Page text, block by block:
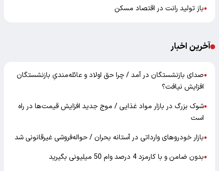
●باز تولید رانت در اقتصاد مسکن
آخرین اخبار
●صدای بازنشستگان در آمد / چرا حق اولاد و عائله‌مندیِ بازنشستگان
افزایش نیافت؟
●شوک بزرگ در بازار مواد غذایی / موج جدید افزایش قیمت‌ها در راه
است
●بازار خودرو‌های وارداتی در آستانه بحران / حواله‌فروشی غیرقانونی شد
●بدون ضامن و با کارمزد 4 درصد وام 50 میلیونی بگیرید